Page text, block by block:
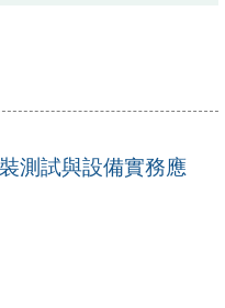
裝測試與設備實務應